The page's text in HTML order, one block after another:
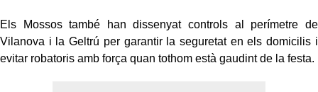
Els Mossos també han dissenyat controls al perímetre de
Vilanova i la Geltrú per garantir la seguretat en els domicilis i
evitar robatoris amb força quan tothom està gaudint de la festa.